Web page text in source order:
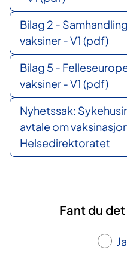
Bilag 2 -
vaksiner - V1 (pdf)
Bilag 5 -
vaksiner - V1 (pdf)
Nyhetssak:
avtale om
Helsedirektoratet
Fant du
Ja